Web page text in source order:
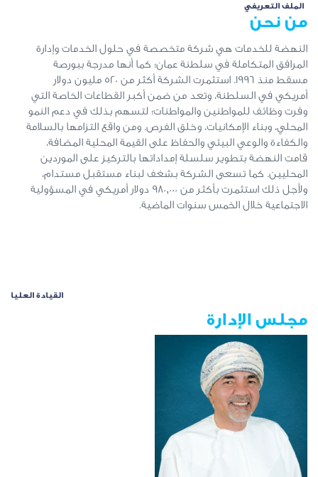
الملف التعريفي
من نحن
النهضة للخدمات هي شركة متخصصة في حلول الخدمات وإدارة
المرافق المتكاملة في سلطنة عمان؛ كما أنها مدرجة ببورصة
مسقط منذ 1996. استثمرت الشركة أكثر من 520 مليون دولار
أمريكي في السلطنة، وتعد من ضمن أكبر القطاعات الخاصة التي
وفرت وظائف للمواطنين والمواطنات؛ لتسهم بذلك في دعم النمو
المحلي، وبناء الإمكانيات، وخلق الفرص. ومن واقع التزامها بالسلامة
والكفاءة والوعي البيئي والحفاظ على القيمة المحلية المضافة،
قامت النهضة بتطوير سلسلة إمداداتها بالتركيز على الموردين
المحليين. كما تسعى الشركة بشغف لبناء مستقبل مستدام،
ولأجل ذلك استثمرت بأكثر من 980,000 دولار أمريكي في المسؤولية
الاجتماعية خلال الخمس سنوات الماضية.
القيادة العليا
مجلس الإدارة